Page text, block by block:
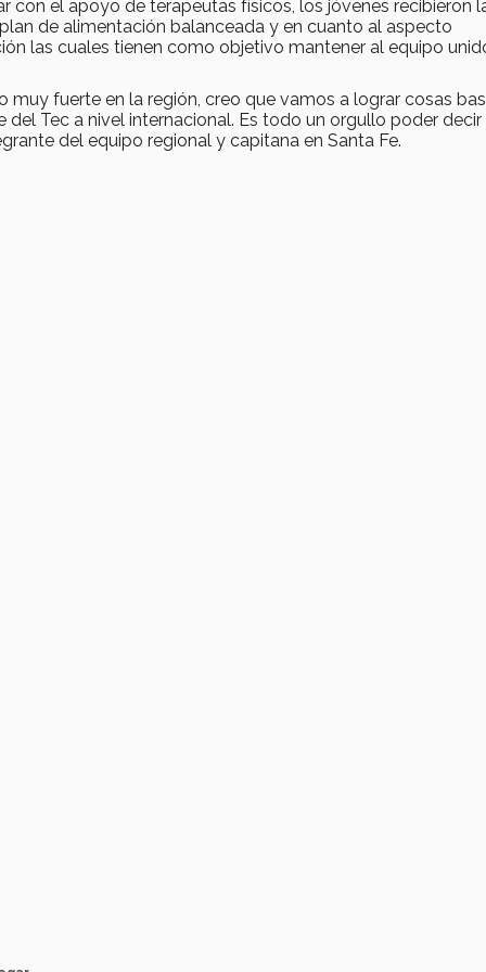
con el apoyo de terapeutas físicos, los jóvenes recibieron
de alimentación balanceada y en cuanto al aspecto
las cuales tienen como objetivo mantener al equipo
muy fuerte en la región, creo que vamos a lograr cosas
Tec a nivel internacional. Es todo un orgullo poder decir
del equipo regional y capitana en Santa Fe.